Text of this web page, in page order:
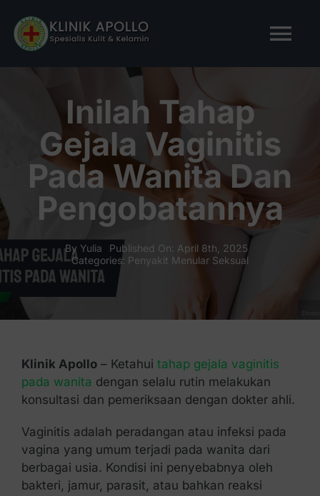
content
TENTANG KAMI
LAYANAN KAMI
Tanya Apollo
Inilah Tahap
Gejala Vaginitis
Pada Wanita Dan
Pengobatannya
By Yulia
Published On: April 8th, 2025
Categories: Penyakit Menular Seksual
Klinik Apollo– Ketahui tahap gejala vaginitis
pada wanita dengan selalu rutin melakukan
konsultasi dan pemeriksaan dengan dokter ahli.
Vaginitis adalah peradangan atau infeksi pada
vagina yang umum terjadi pada wanita dari
berbagai usia. Kondisi ini penyebabnya oleh
bakteri, jamur, parasit, atau bahkan reaksi